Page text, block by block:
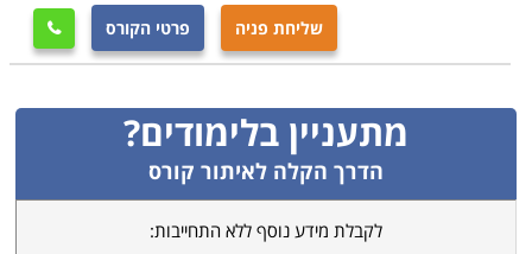
שליחת פניה פרטי הקורס 
מתעניין בלימודים?
הדרך הקלה לאיתור קורס
לקבלת מידע נוסף ללא התחייבות: